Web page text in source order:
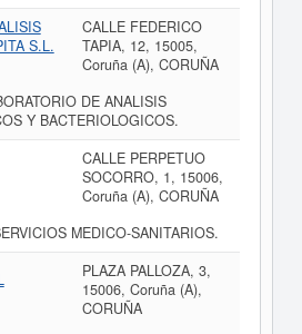
S.L.
CALLE FEDERICO
TAPIA, 12, 15005,
Coruña (A), CORUÑA
DE ANALISIS
Y BACTERIOLOGICOS.
CALLE PERPETUO
SOCORRO, 1, 15006,
Coruña (A), CORUÑA
MEDICO-SANITARIOS.
PLAZA PALLOZA, 3,
15006, Coruña (A),
CORUÑA